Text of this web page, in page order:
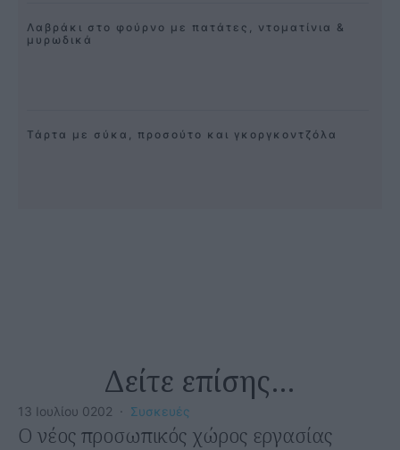
Λαβράκι στο φούρνο με πατάτες, ντοματίνια &
μυρωδικά
Τάρτα με σύκα, προσούτο και γκοργκοντζόλα
Δείτε επίσης…
13 Ιουλίου 0202 · Συσκευές
O νέος προσωπικός χώρος εργασίας